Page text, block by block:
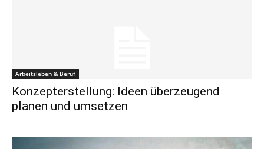
Arbeitsleben & Beruf
Konzepterstellung: Ideen überzeugend
planen und umsetzen